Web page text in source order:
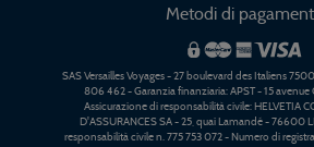
Metodi di
SAS Versailles Voyages - 27 boulevard des Italiens
806 462 - Garanzia finanziaria: APST - 15 avenue
Assicurazione di responsabilità civile: HELVETIA
D'ASSURANCES SA - 25, quai Lamandé - 76600
responsabilità civile n. 775 753 072 - Numero di